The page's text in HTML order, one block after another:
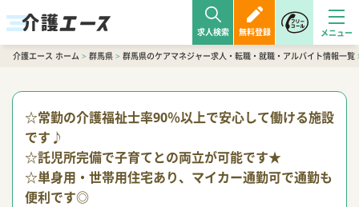
求人検索 無料登録
介護エース ホーム > 群馬県 > 群馬県のケアマネジャー求人・転職・就職・アルバイト情報一覧
☆常勤の介護福祉士率90％以上で安心して働ける施設
です♪
☆託児所完備で子育てとの両立が可能です★
☆単身用・世帯用住宅あり、マイカー通勤可で通勤も
便利です◎